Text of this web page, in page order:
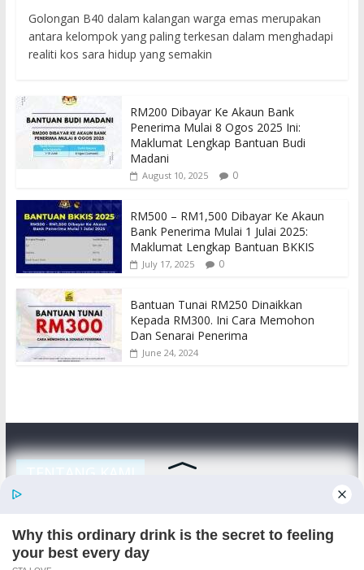
Golongan B40 dalam kalangan warga emas merupakan
antara kelompok yang paling terkesan dalam menghadapi
realiti kos sara hidup yang semakin
RM200 Dibayar Ke Akaun Bank
Penerima Mulai 8 Ogos 2025 Ini:
Maklumat Lengkap Bantuan Budi
Madani
August 10, 2025 0
RM500 – RM1,500 Dibayar Ke Akaun
Bank Penerima Mulai 1 Julai 2025:
Maklumat Lengkap Bantuan BKKIS
July 17, 2025 0
Bantuan Tunai RM250 Dinaikkan
Kepada RM300. Ini Cara Memohon
Dan Senarai Penerima
June 24, 2024